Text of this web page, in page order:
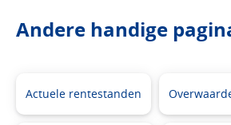
Andere handige
Actuele rentestanden